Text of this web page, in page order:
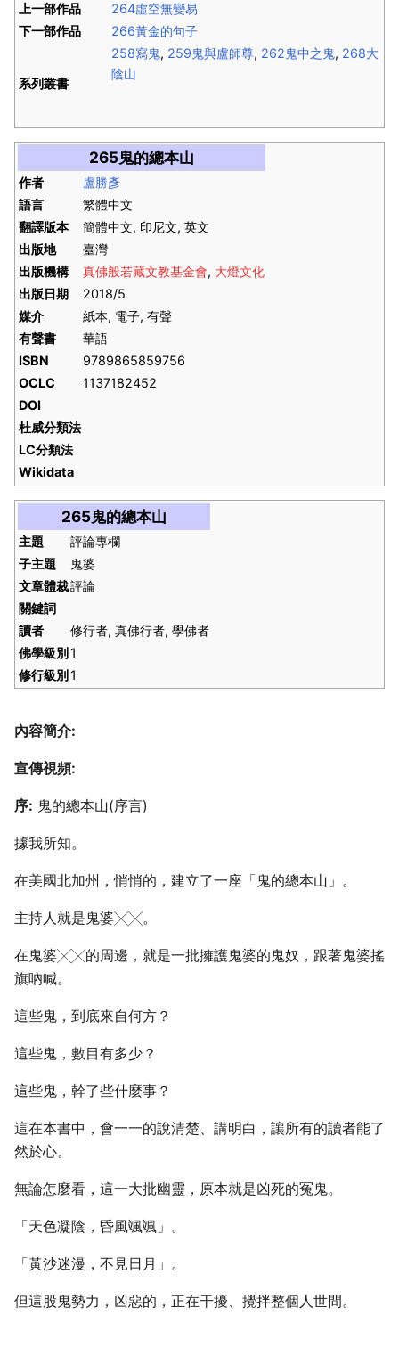
上一部作品
264虛空無變易
下一部作品
266黃金的句子
系列叢書
258寫鬼, 259鬼與盧師尊, 262鬼中之鬼, 268大
陰山
265鬼的總本山
作者
盧勝彥
語言
繁體中文
翻譯版本
簡體中文, 印尼文, 英文
出版地
臺灣
出版機構
真佛般若藏文教基金會, 大燈文化
出版日期
2018/5
媒介
紙本, 電子, 有聲
有聲書
華語
ISBN
9789865859756
OCLC
1137182452
DOI
杜威分類法
LC分類法
Wikidata
265鬼的總本山
主題
評論專欄
子主題
鬼婆
文章體裁評論
關鍵詞
讀者
修行者, 真佛行者, 學佛者
佛學級別1
修行級別1
內容簡介:
宣傳視頻:
序: 鬼的總本山(序言)
據我所知。
在美國北加州，悄悄的，建立了一座「鬼的總本山」。
主持人就是鬼婆╳╳。
在鬼婆╳╳的周邊，就是一批擁護鬼婆的鬼奴，跟著鬼婆搖
旗吶喊。
這些鬼，到底來自何方？
這些鬼，數目有多少？
這些鬼，幹了些什麼事？
這在本書中，會一一的說清楚、講明白，讓所有的讀者能了
然於心。
無論怎麼看，這一大批幽靈，原本就是凶死的冤鬼。
「天色凝陰，昏風颯颯」。
「黃沙迷漫，不見日月」。
但這股鬼勢力，凶惡的，正在干擾、攪拌整個人世間。